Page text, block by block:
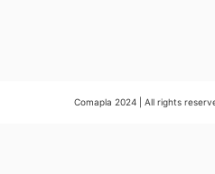
Comapla 2024 | All rights